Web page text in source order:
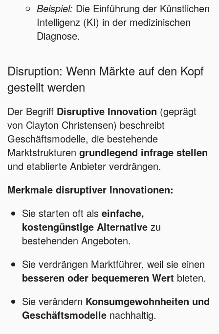
Beispiel: Die Einführung der Künstlichen
Intelligenz (KI) in der medizinischen
Diagnose.
Disruption: Wenn Märkte auf den Kopf
gestellt werden
Der Begriff Disruptive Innovation (geprägt
von Clayton Christensen) beschreibt
Geschäftsmodelle, die bestehende
Marktstrukturen grundlegend infrage stellen
und etablierte Anbieter verdrängen.
Merkmale disruptiver Innovationen:
Sie starten oft als einfache,
kostengünstige Alternative zu
bestehenden Angeboten.
Sie verdrängen Marktführer, weil sie einen
besseren oder bequemeren Wert bieten.
Sie verändern Konsumgewohnheiten und
Geschäftsmodelle nachhaltig.